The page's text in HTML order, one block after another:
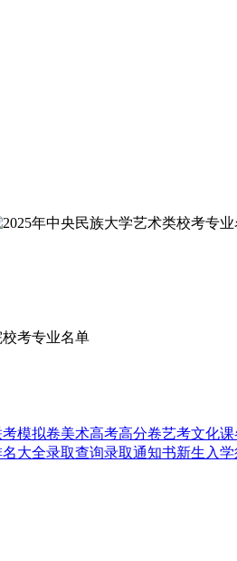
模拟卷美术高考高分卷艺考文化课
大全录取查询录取通知书新生入学